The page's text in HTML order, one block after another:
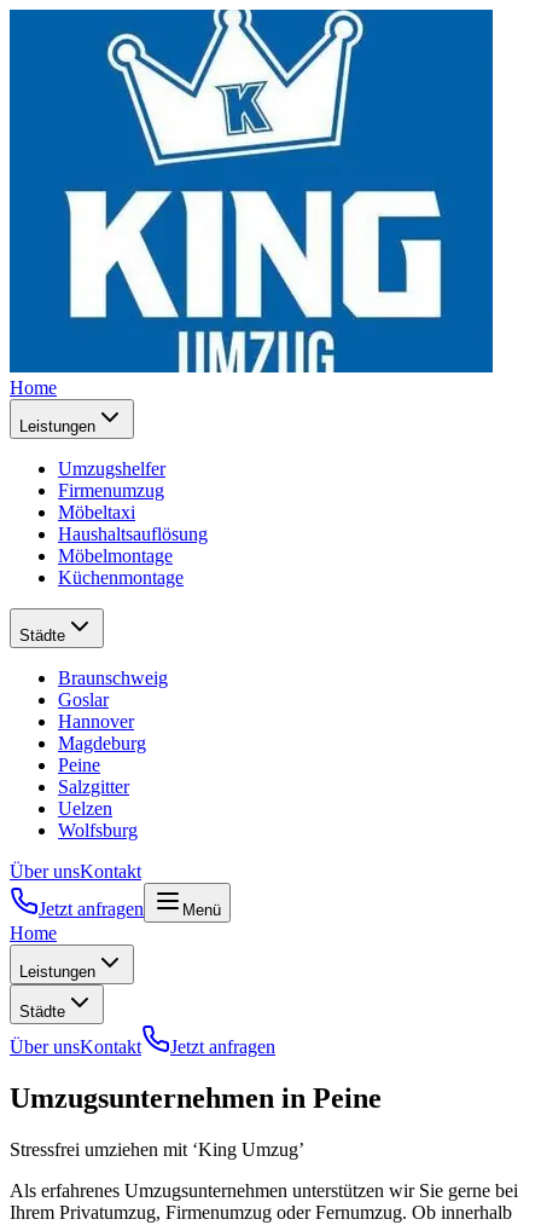
Home
Leistungen
Umzugshelfer
Firmenumzug
Möbeltaxi
Haushaltsauflösung
Möbelmontage
Küchenmontage
Städte
Braunschweig
Goslar
Hannover
Magdeburg
Peine
Salzgitter
Uelzen
Wolfsburg
Über unsKontakt
Jetzt anfragen
Menü
Home
Leistungen
Städte
Über unsKontakt Jetzt anfragen
Umzugsunternehmen in Peine
Stressfrei umziehen mit ‘King Umzug’
Als erfahrenes Umzugsunternehmen unterstützen wir Sie gerne bei
Ihrem Privatumzug, Firmenumzug oder Fernumzug. Ob innerhalb